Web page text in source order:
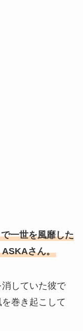
一世を風靡した
ASKAさん。
していた彼で
巻き起こして